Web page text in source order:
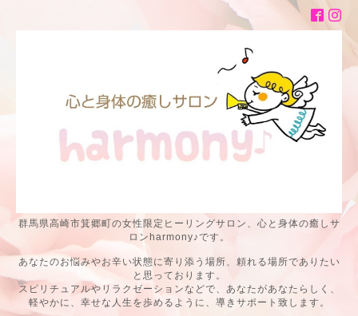
群馬県高崎市箕郷町の女性限定ヒーリングサロン、心と身体の癒しサ
ロンharmony♪です。
あなたのお悩みやお辛い状態に寄り添う場所、頼れる場所でありたい
と思っております。
スピリチュアルやリラクゼーションなどで、あなたがあなたらしく、
軽やかに、幸せな人生を歩めるように、導きサポート致します。